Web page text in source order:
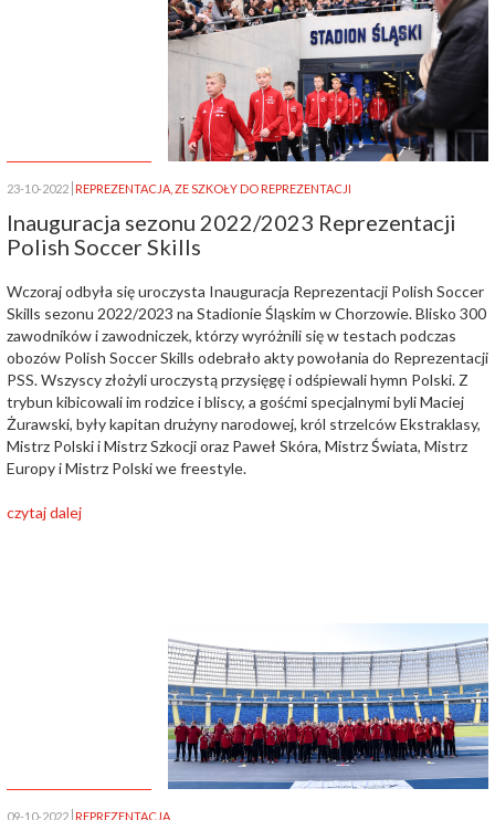
23-10-2022 REPREZENTACJA ZE SZKOŁY DO REPREZENTACJI
Inauguracja sezonu 2022/2023 Reprezentacji
Polish Soccer Skills
Wczoraj odbyła się uroczysta Inauguracja Reprezentacji Polish Soccer
Skills sezonu 2022/2023 na Stadionie Śląskim w Chorzowie. Blisko 300
zawodników i zawodniczek, którzy wyróżnili się w testach podczas
obozów Polish Soccer Skills odebrało akty powołania do Reprezentacji
PSS. Wszyscy złożyli uroczystą przysięgę i odśpiewali hymn Polski. Z
trybun kibicowali im rodzice i bliscy, a gośćmi specjalnymi byli Maciej
Żurawski, były kapitan drużyny narodowej, król strzelców Ekstraklasy,
Mistrz Polski i Mistrz Szkocji oraz Paweł Skóra, Mistrz Świata, Mistrz
Europy i Mistrz Polski we freestyle.
czytaj dalej
09-10-2022 REPREZENTACJA